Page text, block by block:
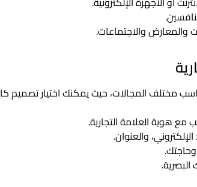
والاجتماعات.
مختلف المجالات، حيث يمكنك اختيار
هوية العلامة التجارية.
والعنوان.